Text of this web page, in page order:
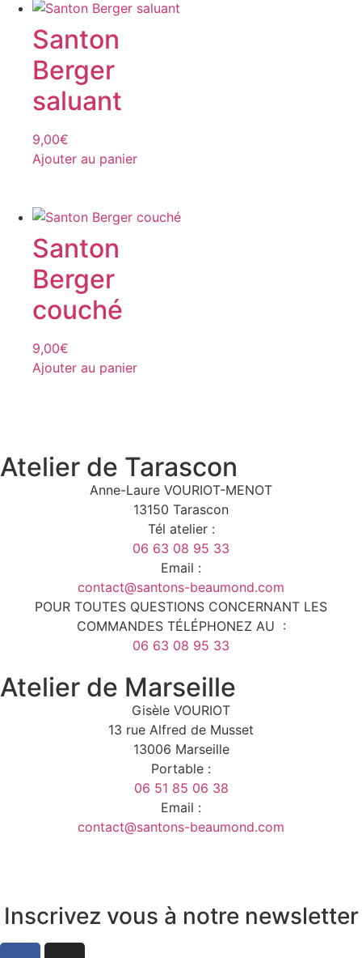
Santon
Berger
saluant
9,00€
Ajouter au panier
Santon
Berger
couché
9,00€
Ajouter au panier
Atelier de Tarascon
Anne-Laure VOURIOT-MENOT
13150 Tarascon
Tél atelier :
06 63 08 95 33
Email :
contact@santons-beaumond.com
POUR TOUTES QUESTIONS CONCERNANT LES
COMMANDES TÉLÉPHONEZ AU :
06 63 08 95 33
Atelier de Marseille
Gisèle VOURIOT
13 rue Alfred de Musset
13006 Marseille
Portable :
06 51 85 06 38
Email :
contact@santons-beaumond.com
Inscrivez vous à notre newsletter